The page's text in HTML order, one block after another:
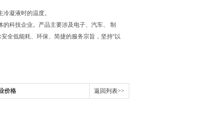
凝液时的温度。
科技企业。产品主要涉及电子、汽车、 制
全低能耗、环保、简捷的服务宗旨，坚持“以
价格 返回列表>>